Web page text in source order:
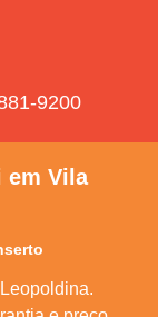
9200
em Vila